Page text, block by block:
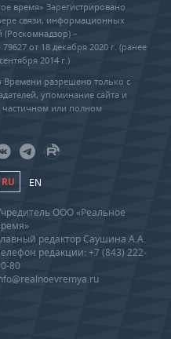
время» Зарегистрировано
связи, информационных
–
от 18 декабря 2020 г. (ранее
2014 г.)
Времени разрешено только с
упоминание сайта и
частичном или полном
RU EN
ООО «Реальное
редактор Саушина А.А.
редакции: +7 (843) 222-
80